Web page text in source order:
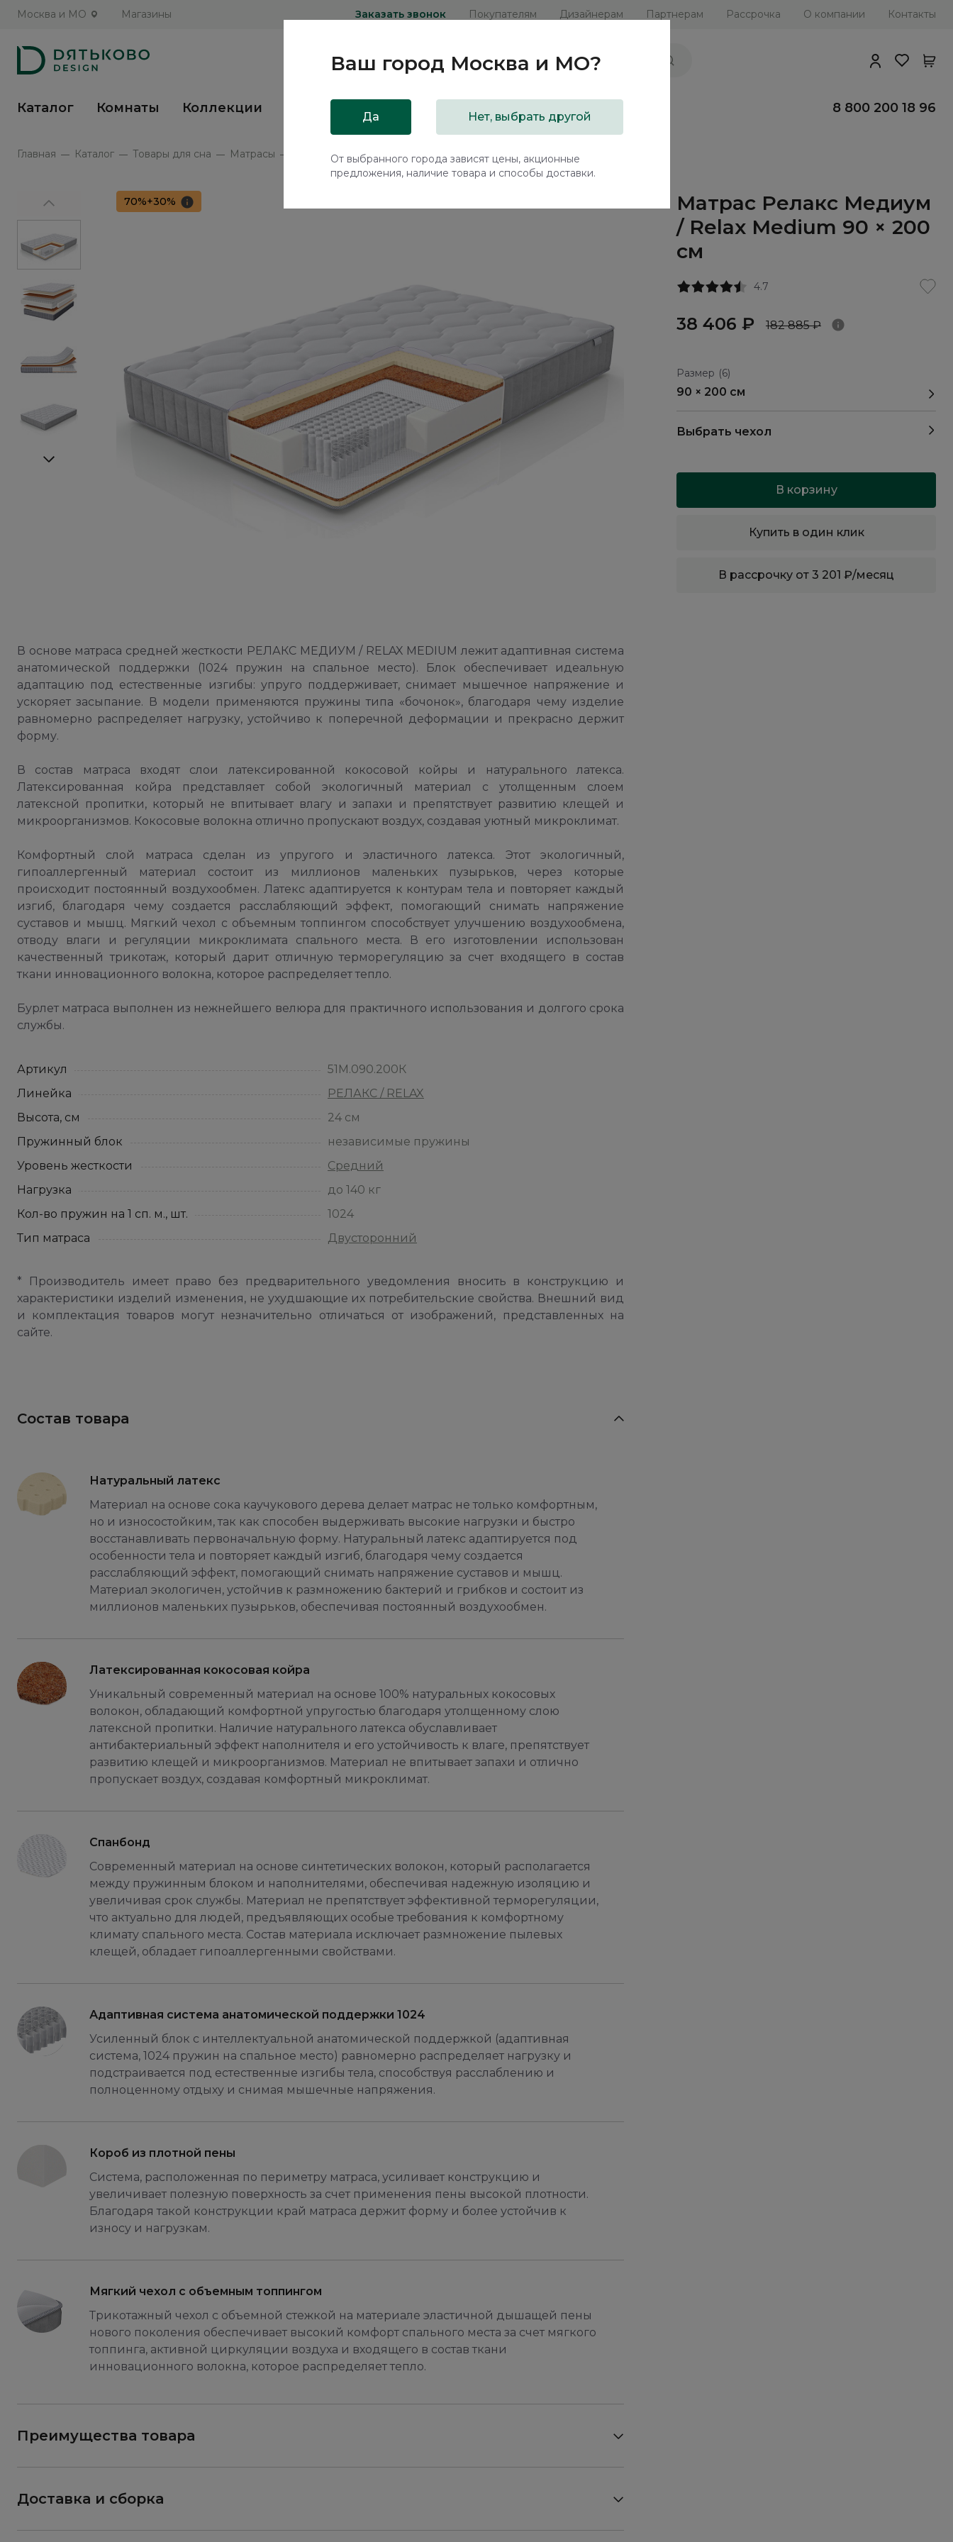
Москва и МО Магазины Заказать звонок Покупателям Дизайнерам Партнерам Рассрочка О компании Контакты
Каталог Комнаты Коллекции Распродажа 8 800 200 18 96
Главная Каталог Товары для сна Матрасы Матрас Релакс Медиум / Relax Medium
Матрас Релакс Медиум
/ Relax Medium 90 × 200
см
4.7
38 406 ₽ 182 885 ₽
Размер (6)
90 × 200 см
Выбрать чехол
В корзину
Купить в один клик
В рассрочку от 3 201 ₽/месяц
70%+30%
В основе матраса средней жесткости РЕЛАКС МЕДИУМ / RELAX MEDIUM лежит адаптивная система
анатомической поддержки (1024 пружин на спальное место). Блок обеспечивает идеальную
адаптацию под естественные изгибы: упруго поддерживает, снимает мышечное напряжение и
ускоряет засыпание. В модели применяются пружины типа «бочонок», благодаря чему изделие
равномерно распределяет нагрузку, устойчиво к поперечной деформации и прекрасно держит
форму.
В состав матраса входят слои латексированной кокосовой койры и натурального латекса.
Латексированная койра представляет собой экологичный материал c утолщенным слоем
латексной пропитки, который не впитывает влагу и запахи и препятствует развитию клещей и
микроорганизмов. Кокосовые волокна отлично пропускают воздух, создавая уютный микроклимат.
Комфортный слой матраса сделан из упругого и эластичного латекса. Этот экологичный,
гипоаллергенный материал состоит из миллионов маленьких пузырьков, через которые
происходит постоянный воздухообмен. Латекс адаптируется к контурам тела и повторяет каждый
изгиб, благодаря чему создается расслабляющий эффект, помогающий снимать напряжение
суставов и мышц. Мягкий чехол с объемным топпингом способствует улучшению воздухообмена,
отводу влаги и регуляции микроклимата спального места. В его изготовлении использован
качественный трикотаж, который дарит отличную терморегуляцию за счет входящего в состав
ткани инновационного волокна, которое распределяет тепло.
Бурлет матраса выполнен из нежнейшего велюра для практичного использования и долгого срока
службы.
Артикул
51М.090.200К
Линейка
РЕЛАКС / RELAX
Высота, см
24 см
Пружинный блок
независимые пружины
Уровень жесткости
Средний
Нагрузка
до 140 кг
Кол-во пружин на 1 сп. м., шт.
1024
Тип матраса
Двусторонний
* Производитель имеет право без предварительного уведомления вносить в конструкцию и
характеристики изделий изменения, не ухудшающие их потребительские свойства. Внешний вид
и комплектация товаров могут незначительно отличаться от изображений, представленных на
сайте.
Состав товара
Натуральный латекс
Материал на основе сока каучукового дерева делает матрас не только комфортным,
но и износостойким, так как способен выдерживать высокие нагрузки и быстро
восстанавливать первоначальную форму. Натуральный латекс адаптируется под
особенности тела и повторяет каждый изгиб, благодаря чему создается
расслабляющий эффект, помогающий снимать напряжение суставов и мышц.
Материал экологичен, устойчив к размножению бактерий и грибков и состоит из
миллионов маленьких пузырьков, обеспечивая постоянный воздухообмен.
Латексированная кокосовая койра
Уникальный современный материал на основе 100% натуральных кокосовых
волокон, обладающий комфортной упругостью благодаря утолщенному слою
латексной пропитки. Наличие натурального латекса обуславливает
антибактериальный эффект наполнителя и его устойчивость к влаге, препятствует
развитию клещей и микроорганизмов. Материал не впитывает запахи и отлично
пропускает воздух, создавая комфортный микроклимат.
Спанбонд
Современный материал на основе синтетических волокон, который располагается
между пружинным блоком и наполнителями, обеспечивая надежную изоляцию и
увеличивая срок службы. Материал не препятствует эффективной терморегуляции,
что актуально для людей, предъявляющих особые требования к комфортному
климату спального места. Состав материала исключает размножение пылевых
клещей, обладает гипоаллергенными свойствами.
Адаптивная система анатомической поддержки 1024
Усиленный блок с интеллектуальной анатомической поддержкой (адаптивная
система, 1024 пружин на спальное место) равномерно распределяет нагрузку и
подстраивается под естественные изгибы тела, способствуя расслаблению и
полноценному отдыху и снимая мышечные напряжения.
Короб из плотной пены
Система, расположенная по периметру матраса, усиливает конструкцию и
увеличивает полезную поверхность за счет применения пены высокой плотности.
Благодаря такой конструкции край матраса держит форму и более устойчив к
износу и нагрузкам.
Мягкий чехол с объемным топпингом
Трикотажный чехол с объемной стежкой на материале эластичной дышащей пены
нового поколения обеспечивает высокий комфорт спального места за счет мягкого
топпинга, активной циркуляции воздуха и входящего в состав ткани
инновационного волокна, которое распределяет тепло.
Преимущества товара
Доставка и сборка
Ваш город Москва и МО?
Да Нет, выбрать другой
От выбранного города зависят цены, акционные
предложения, наличие товара и способы доставки.